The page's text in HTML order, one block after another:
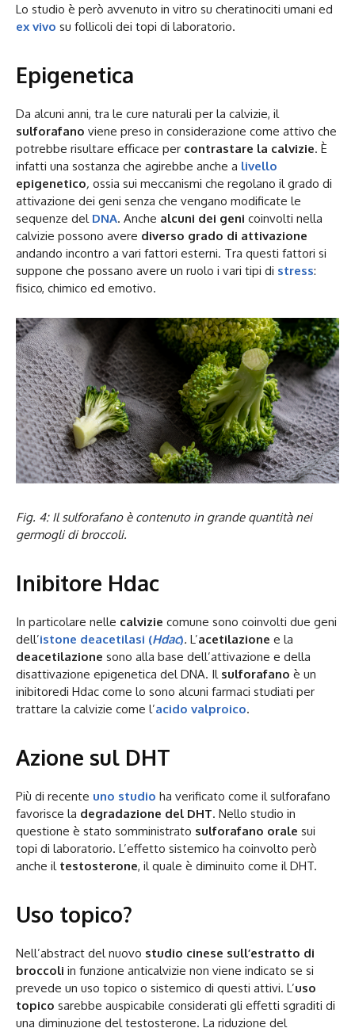
Lo studio è però avvenuto in vitro su cheratinociti umani ed
ex vivo su follicoli dei topi di laboratorio.
Epigenetica
Da alcuni anni, tra le cure naturali per la calvizie, il
sulforafano viene preso in considerazione come attivo che
potrebbe risultare efficace per contrastare la calvizie. È
infatti una sostanza che agirebbe anche a livello
epigenetico, ossia sui meccanismi che regolano il grado di
attivazione dei geni senza che vengano modificate le
sequenze del DNA. Anche alcuni dei geni coinvolti nella
calvizie possono avere diverso grado di attivazione
andando incontro a vari fattori esterni. Tra questi fattori si
suppone che possano avere un ruolo i vari tipi di stress:
fisico, chimico ed emotivo.
Fig. 4: Il sulforafano è contenuto in grande quantità nei
germogli di broccoli.
Inibitore Hdac
In particolare nelle calvizie comune sono coinvolti due geni
dell’istone deacetilasi (Hdac). L’acetilazione e la
deacetilazione sono alla base dell’attivazione e della
disattivazione epigenetica del DNA. Il sulforafano è un
inibitoredi Hdac come lo sono alcuni farmaci studiati per
trattare la calvizie come l’acido valproico.
Azione sul DHT
Più di recente uno studio ha verificato come il sulforafano
favorisce la degradazione del DHT. Nello studio in
questione è stato somministrato sulforafano orale sui
topi di laboratorio. L’effetto sistemico ha coinvolto però
anche il testosterone, il quale è diminuito come il DHT.
Uso topico?
Nell’abstract del nuovo studio cinese sull’estratto di
broccoli in funzione anticalvizie non viene indicato se si
prevede un uso topico o sistemico di questi attivi. L’uso
topico sarebbe auspicabile considerati gli effetti sgraditi di
una diminuzione del testosterone. La riduzione del